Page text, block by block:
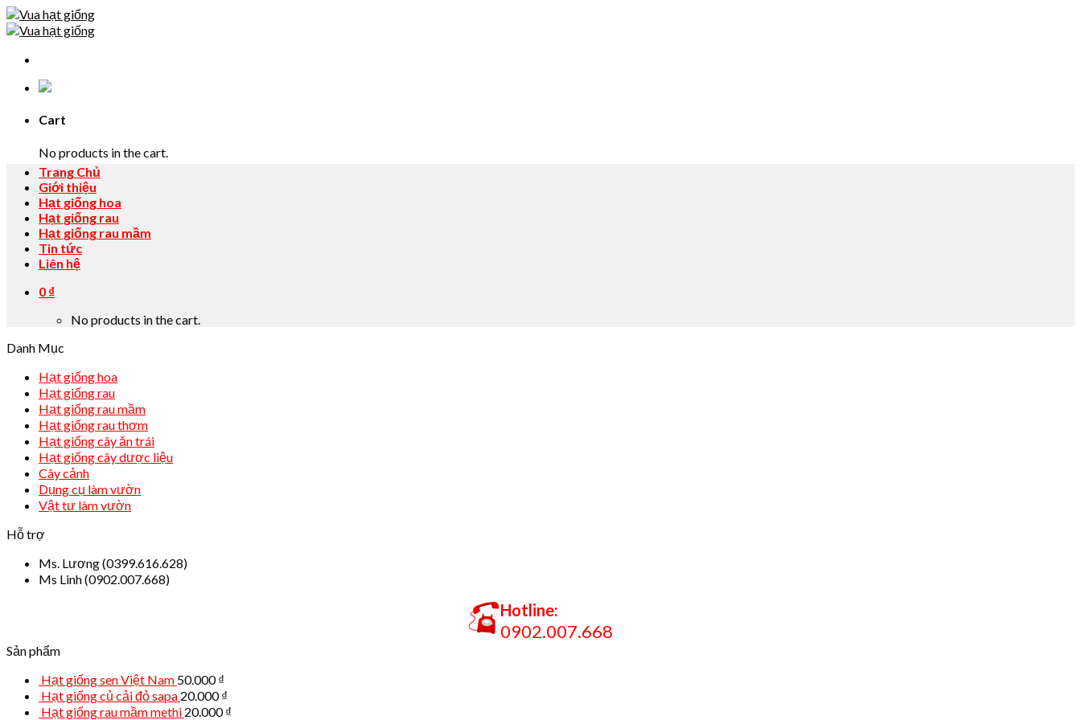
Skip
to
Cart
No products in the cart.
Trang Chủ
Giới thiệu
Hạt giống hoa
Hạt giống rau
Hạt giống rau mầm
Tin tức
Liên hệ
0 ₫
No products in the cart.
Danh Mục
Hạt giống hoa
Hạt giống rau
Hạt giống rau mầm
Hạt giống rau thơm
Hạt giống cây ăn trái
Hạt giống cây dược liệu
Cây cảnh
Dụng cụ làm vườn
Vật tư làm vườn
Hỗ trợ
Ms. Lương (0399.616.628)
Ms Linh (0902.007.668)
Hotline:
0902.007.668
Sản phẩm
Hạt giống sen Việt Nam 50.000₫
Hạt giống củ cải đỏ sapa 20.000₫
Hạt giống rau mầm methi 20.000₫